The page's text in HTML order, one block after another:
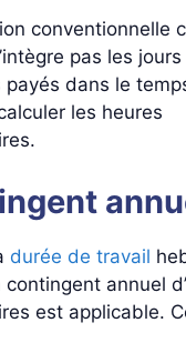
conventionnelle
pas les
payés dans le
les heures
durée de travail
annuel
est applicable.